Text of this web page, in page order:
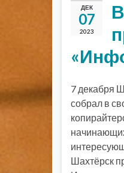
ДЕК
07
2023
7 декабря
собрал в
Шахтёрск